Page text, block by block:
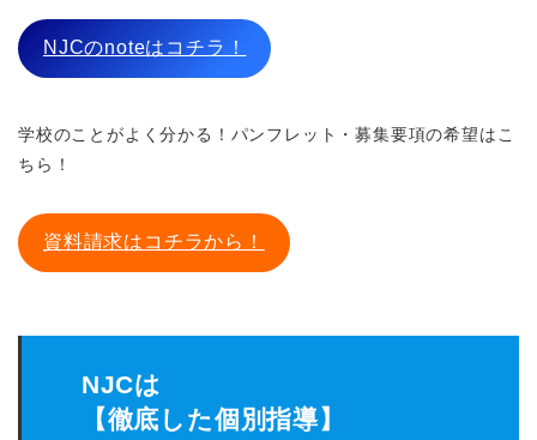
NJCのnoteはコチラ！
学校のことがよく分かる！パンフレット・募集要項の希望はこ
ちら！
資料請求はコチラから！
NJCは
【徹底した個別指導】